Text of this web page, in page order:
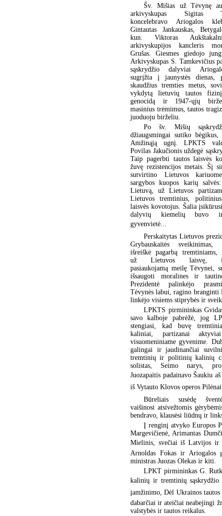
Šv. Mišias už Tėvynę
arkivyskupas Sigitas
koncelebravo Ariogalos
Gintautas Jankauskas,
kun. Viktoras
arkivyskupijos kancleris
Grušas. Giesmes giedojo
Arkivyskupas S. Tamkevičius
sąskrydžio dalyviai
sugrįžta į jaunystės dienas,
skaudžius tremties metus,
vykdytą lietuvių tautos
genocidą ir 1947-ųjų
masinius trėmimus, tautos
juoduoju birželiu.
Po šv. Mišių
džiaugsmingai sutiko bėgikus,
Amžinąją ugnį. LPKTS
Povilas Jakučionis uždegė
Taip pagerbti tautos laisvės
žuvę rezistencijos metais. Šį
sutvirtino Lietuvos
sargybos kuopos karių
Lietuvą, už Lietuvos
Lietuvos tremtinius,
laisvės kovotojus. Šalia
dalyvių kiemelių buvo
gyvenvietė...
Perskaitytas Lietuvos
Grybauskaitės
išreiškė pagarbą tremtiniams,
už Lietuvos laisvę,
pasiaukojamą meilę Tėvynei,
išsaugoti moralines ir
Prezidentė palinkėjo
Tėvynės labui, ragino branginti
linkėjo visiems stiprybės ir
LPKTS pirmininkas
savo kalboje pabrėžė, jog
stengiasi, kad buvę
kaliniai, partizanai
visuomeniniame gyvenime.
galingai ir jaudinančiai
tremtinių ir politinių kalinių
solistas, Seimo narys,
Juozapaitis padainavo Šaukiu
iš Vytauto Klovos operos
Būreliais susėdę
vaišinosi atsivežtomis
bendravo, klausėsi liūdnų ir
Į renginį atvyko Europos
Margevičienė, Arimantas
Mielinis, svečiai iš Latvijos ir
Arnoldas Fokas ir Ariogalos
ministras Juozas Olekas ir kiti.
LPKT pirmininkas G.
kalinių ir tremtinių sąskrydžio
įamžinimo, Dėl Ukrainos
dabarčiai ir ateičiai neabejingi
valstybės ir tautos reikalus.